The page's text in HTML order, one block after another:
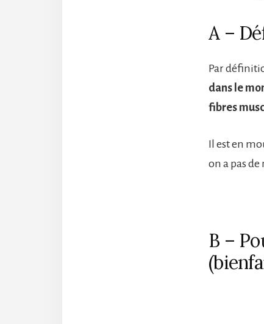
A –
Par
dans le
fibres
Il est en
on a pas
B –